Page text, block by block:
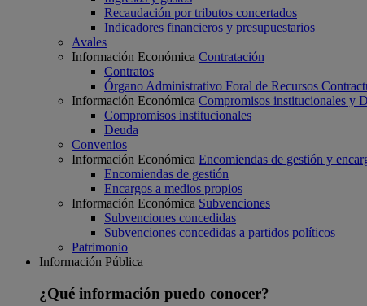
Recaudación por tributos concertados
Indicadores financieros y presupuestarios
Avales
Información Económica Contratación
Contratos
Órgano Administrativo Foral de Recursos
Información Económica Compromisos institucionales y
Compromisos institucionales
Deuda
Convenios
Información Económica Encomiendas de gestión y
Encomiendas de gestión
Encargos a medios propios
Información Económica Subvenciones
Subvenciones concedidas
Subvenciones concedidas a partidos políticos
Patrimonio
Información Pública
¿Qué información puedo conocer?